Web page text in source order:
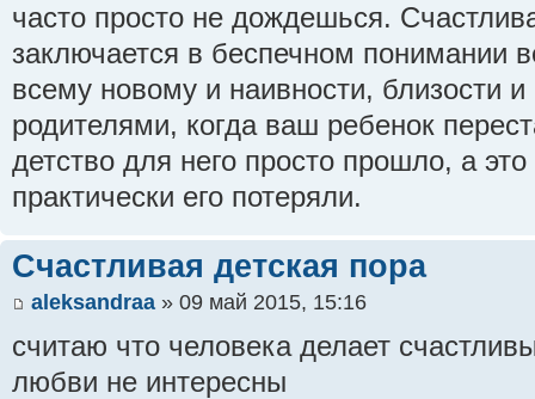
часто просто не дождешься.
заключается в беспечном понимании
всему новому и наивности, близости и
родителями, когда ваш ребенок
детство для него просто прошло, а это
практически его потеряли.
Счастливая детская пора
aleksandraa » 09 май 2015, 15:16
считаю что человека делает
любви не интересны